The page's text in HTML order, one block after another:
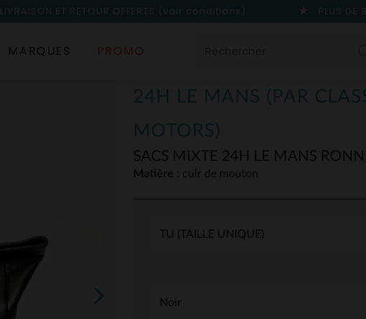
LIVRAISON ET RETOUR OFFERTS (voir conditions) PLUS DE
MARQUES PROMO
24H LE MANS (PAR
MOTORS)
SACS MIXTE 24H LE MANS
Matière : cuir de mouton